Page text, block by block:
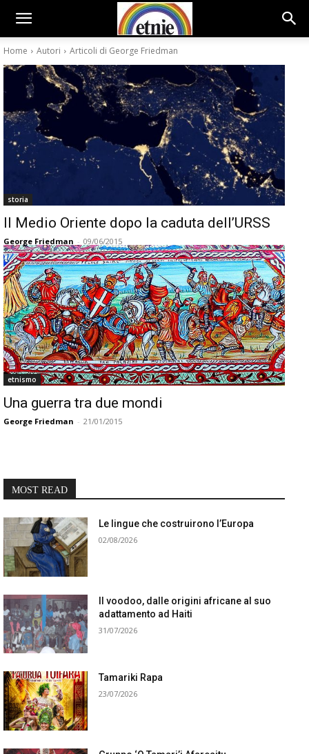
Home Autori Articoli di George Friedman
storia
Il Medio Oriente dopo la caduta dell’URSS
George Friedman - 09/06/2015
etnismo
Una guerra tra due mondi
George Friedman - 21/01/2015
MOST READ
Le lingue che costruirono l’Europa
02/08/2026
Il voodoo, dalle origini africane al suo
adattamento ad Haiti
31/07/2026
Tamariki Rapa
23/07/2026